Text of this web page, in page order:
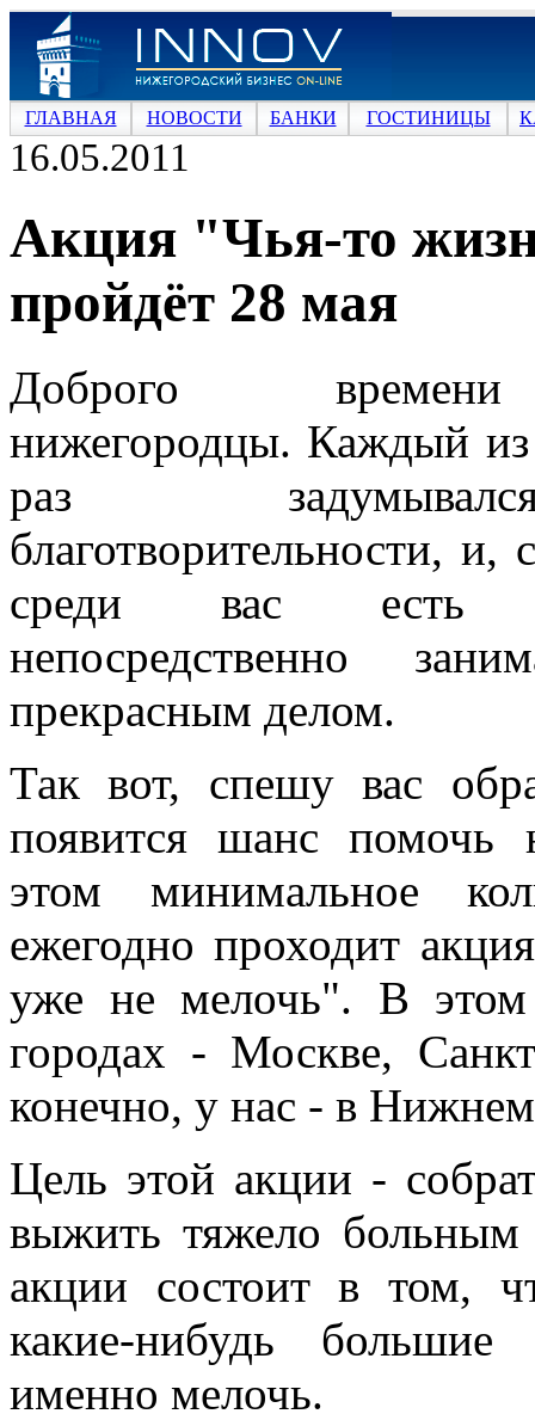
ГЛАВНАЯ НОВОСТИ БАНКИ ГОСТИНИЦЫ
16.05.2011
Акция "Чья-то
пройдёт 28 мая
Доброго
нижегородцы. Каждый из
раз
благотворительности, и,
среди вас
непосредственно
прекрасным делом.
Так вот, спешу вас
появится шанс
этом минимальное
ежегодно проходит
уже не мелочь". В
городах - Москве,
конечно, у нас - в
Цель этой акции -
выжить тяжело
акции состоит в том,
какие-нибудь
именно мелочь.